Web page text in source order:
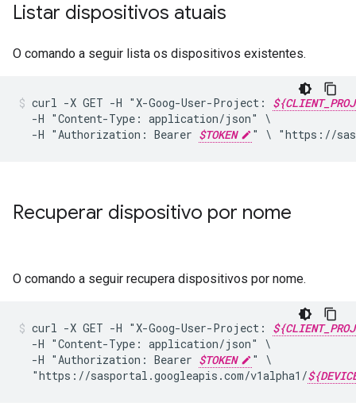
Listar dispositivos atuais
O comando a seguir lista os dispositivos existentes.
curl -X GET -H "X-Goog-User-Project:
-H "Content-Type: application/json"
-H "Authorization: Bearer $TOKEN " \ "https://
Recuperar dispositivo por nome
O comando a seguir recupera dispositivos por nome.
curl -X GET -H "X-Goog-User-Project:
-H "Content-Type: application/json"
-H "Authorization: Bearer $TOKEN "
"https://sasportal.googleapis.com/v1alpha1/